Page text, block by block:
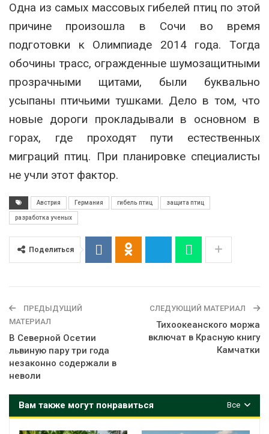
Одна из самых массовых гибелей птиц по этой
причине произошла в Сочи во время
подготовки к Олимпиаде 2014 года. Тогда
обочины трасс, огражденные шумозащитными
прозрачными щитами, были буквально
усыпаны птичьими тушками. Дело в том, что
новые дороги прокладывали в основном в
горах, где проходят пути естественных
миграций птиц. При планировке специалисты
не учли этот фактор.
Австрия Германия гибель птиц защита птиц
разработка ученых
Поделиться
ПРЕДЫДУЩИЙ
МАТЕРИАЛ
В Северной Осетии
львиную пару три года
незаконно содержали в
неволи
СЛЕДУЮЩИЙ МАТЕРИАЛ
Тихоокеанского моржа
включат в Красную книгу
Камчатки
Все
Вам также могут понравиться